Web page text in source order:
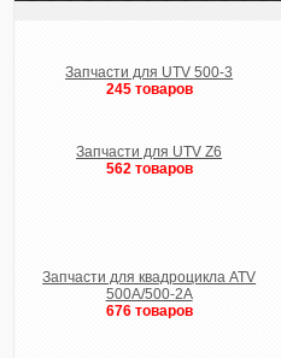
Запчасти для UTV 500-3
245 товаров
Запчасти для UTV Z6
562 товаров
Запчасти для квадроцикла ATV
500A/500-2A
676 товаров